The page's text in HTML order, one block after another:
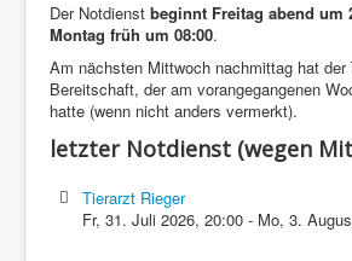
Der Notdienst beginnt Freitag abend um
Montag früh um 08:00.
Am nächsten Mittwoch nachmittag hat der
Bereitschaft, der am vorangegangenen
hatte (wenn nicht anders vermerkt).
letzter Notdienst (wegen
Tierarzt Rieger
Fr, 31. Juli 2026,20:00 - Mo, 3.